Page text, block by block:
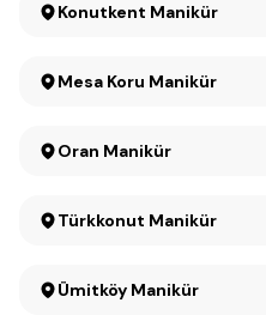
Konutkent Manikür
Mesa Koru Manikür
Oran Manikür
Türkkonut Manikür
Ümitköy Manikür